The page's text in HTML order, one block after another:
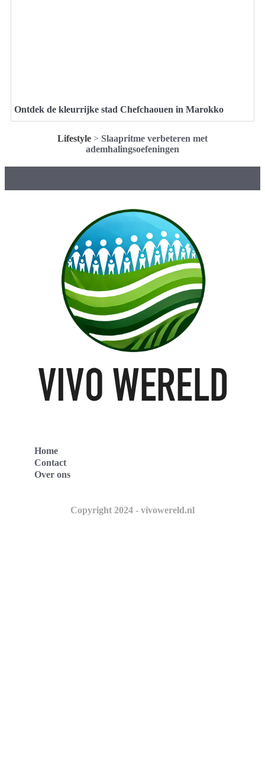
Ontdek de kleurrijke stad Chefchaouen in Marokko
Lifestyle > Slaapritme verbeteren met
ademhalingsoefeningen
Home
Contact
Over ons
Copyright 2024 - vivowereld.nl